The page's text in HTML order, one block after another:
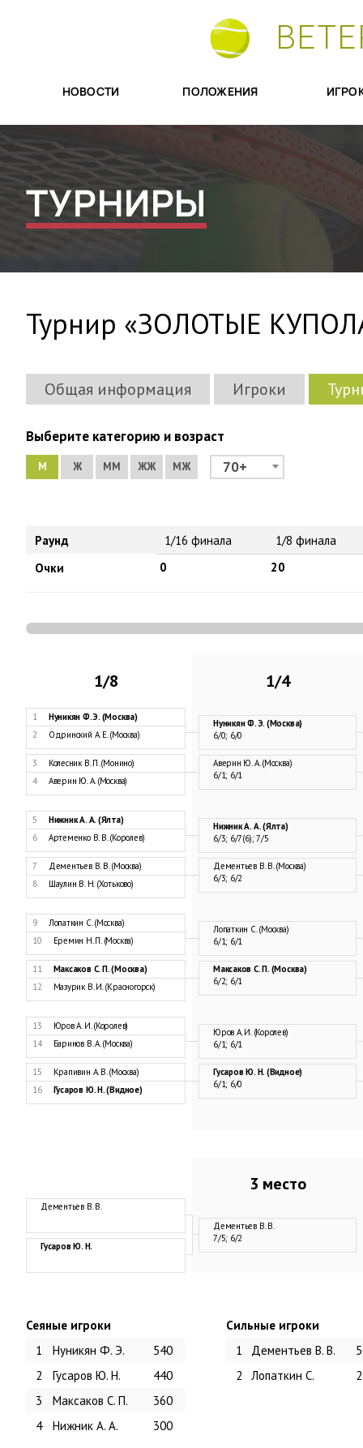
НОВОСТИ ПОЛОЖЕНИЯ
ТУРНИРЫ
Турнир «ЗОЛОТЫЕ
Общая информация Игроки
Выберите категорию и возраст
М Ж ММ ЖЖ МЖ 70+
Раунд 1/16 финала
1/8 финала
Очки
0 20
1/8
1
Нуникян Ф. Э. (Москва)
2
Одринский А. Е. (Москва)
3
Колесник В. П. (Монино)
4
Аверин Ю. А. (Москва)
5
Нижник А. А. (Ялта)
6
Артеменко В. В. (Королев)
7
Дементьев В. В. (Москва)
8
Шаулин В. Н. (Хотьково)
9
Лопаткин С. (Москва)
10
Еремин Н. П. (Москва)
11
Максаков С. П. (Москва)
12
Мазурик В. И. (Красногорск)
13
Юров А. И. (Королев)
14
Баринов В. А. (Москва)
15
Крапивин А. В. (Москва)
16
Гусаров Ю. Н. (Видное)
1/4
Нуникян Ф. Э. (Москва)
6/0; 6/0
Аверин Ю. А. (Москва)
6/1; 6/1
Нижник А. А. (Ялта)
6/3; 6/7(6); 7/5
Дементьев В. В. (Москва)
6/3; 6/2
Лопаткин С. (Москва)
6/1; 6/1
Максаков С. П. (Москва)
6/2; 6/1
Юров А. И. (Королев)
6/1; 6/1
Гусаров Ю. Н. (Видное)
6/1; 6/0
Дементьев В. В.
Гусаров Ю. Н.
3 место
Дементьев В. В.
7/5; 6/2
Сеяные игроки
1
Нуникян Ф. Э.
540
2
Гусаров Ю. Н.
440
3
Максаков С. П.
360
4
Нижник А. А. 300
Сильные игроки
1
Дементьев В. В.
2
Лопаткин С.